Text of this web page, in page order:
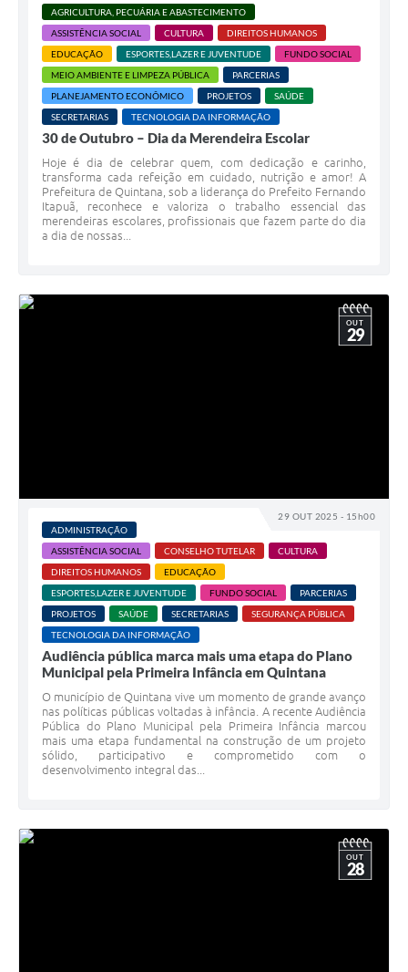
AGRICULTURA, PECUÁRIA E ABASTECIMENTO
ASSISTÊNCIA SOCIAL
CULTURA
DIREITOS HUMANOS
EDUCAÇÃO
ESPORTES,LAZER E JUVENTUDE
FUNDO SOCIAL
MEIO AMBIENTE E LIMPEZA PÚBLICA
PARCERIAS
PLANEJAMENTO ECONÔMICO
PROJETOS
SAÚDE
SECRETARIAS
TECNOLOGIA DA INFORMAÇÃO
30 de Outubro – Dia da Merendeira Escolar
Hoje é dia de celebrar quem, com dedicação e carinho,
transforma cada refeição em cuidado, nutrição e amor! A
Prefeitura de Quintana, sob a liderança do Prefeito Fernando
Itapuã, reconhece e valoriza o trabalho essencial das
merendeiras escolares, profissionais que fazem parte do dia
a dia de nossas...
29 OUT 2025 - 15h00
OUT
29
ADMINISTRAÇÃO
ASSISTÊNCIA SOCIAL
CONSELHO TUTELAR
CULTURA
DIREITOS HUMANOS
EDUCAÇÃO
ESPORTES,LAZER E JUVENTUDE
FUNDO SOCIAL
PARCERIAS
PROJETOS
SAÚDE SECRETARIAS
SEGURANÇA PÚBLICA
TECNOLOGIA DA INFORMAÇÃO
Audiência pública marca mais uma etapa do Plano
Municipal pela Primeira Infância em Quintana
O município de Quintana vive um momento de grande avanço
nas políticas públicas voltadas à infância. A recente Audiência
Pública do Plano Municipal pela Primeira Infância marcou
mais uma etapa fundamental na construção de um projeto
sólido, participativo e comprometido com o
desenvolvimento integral das...
OUT
28